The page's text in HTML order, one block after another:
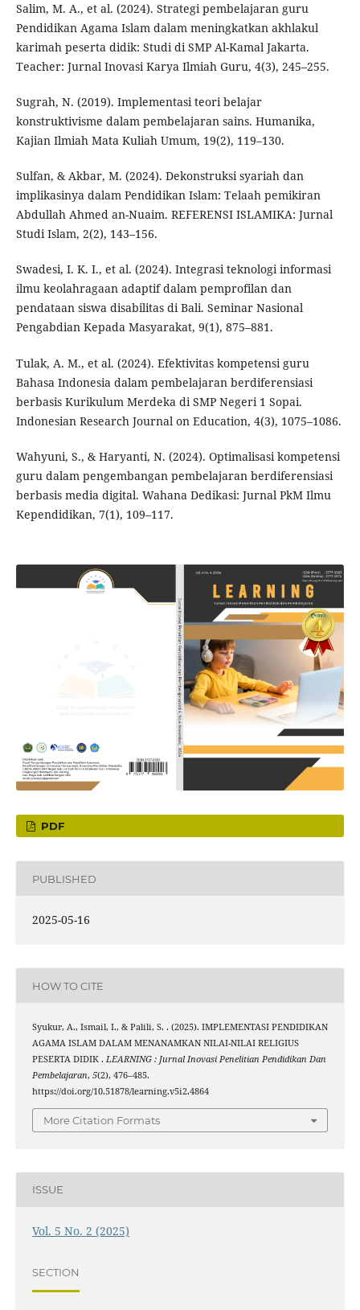
Salim, M. A., et al. (2024). Strategi pembelajaran guru
Pendidikan Agama Islam dalam meningkatkan akhlakul
karimah peserta didik: Studi di SMP Al-Kamal Jakarta.
Teacher: Jurnal Inovasi Karya Ilmiah Guru, 4(3), 245–255.
Sugrah, N. (2019). Implementasi teori belajar
konstruktivisme dalam pembelajaran sains. Humanika,
Kajian Ilmiah Mata Kuliah Umum, 19(2), 119–130.
Sulfan, & Akbar, M. (2024). Dekonstruksi syariah dan
implikasinya dalam Pendidikan Islam: Telaah pemikiran
Abdullah Ahmed an-Nuaim. REFERENSI ISLAMIKA: Jurnal
Studi Islam, 2(2), 143–156.
Swadesi, I. K. I., et al. (2024). Integrasi teknologi informasi
ilmu keolahragaan adaptif dalam pemprofilan dan
pendataan siswa disabilitas di Bali. Seminar Nasional
Pengabdian Kepada Masyarakat, 9(1), 875–881.
Tulak, A. M., et al. (2024). Efektivitas kompetensi guru
Bahasa Indonesia dalam pembelajaran berdiferensiasi
berbasis Kurikulum Merdeka di SMP Negeri 1 Sopai.
Indonesian Research Journal on Education, 4(3), 1075–1086.
Wahyuni, S., & Haryanti, N. (2024). Optimalisasi kompetensi
guru dalam pengembangan pembelajaran berdiferensiasi
berbasis media digital. Wahana Dedikasi: Jurnal PkM Ilmu
Kependidikan, 7(1), 109–117.
PDF
PUBLISHED
2025-05-16
HOW TO CITE
Syukur, A., Ismail, I., & Palili, S. . (2025). IMPLEMENTASI PENDIDIKAN
AGAMA ISLAM DALAM MENANAMKAN NILAI-NILAI RELIGIUS
PESERTA DIDIK . LEARNING : Jurnal Inovasi Penelitian Pendidikan Dan
Pembelajaran, 5(2), 476–485.
https://doi.org/10.51878/learning.v5i2.4864
More Citation Formats
ISSUE
Vol. 5 No. 2 (2025)
SECTION